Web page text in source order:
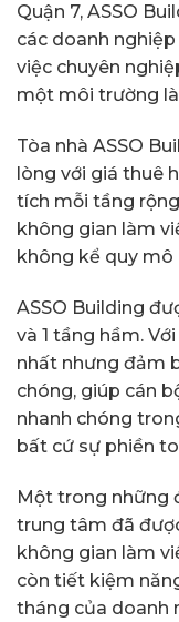
Quận 7, ASSO
các doanh
việc chuyên
một môi trường
Tòa nhà ASSO
lòng với giá thuê
tích mỗi tầng rộng
không gian làm
không kể quy mô
ASSO Building
và 1 tầng hầm.
nhất nhưng đảm
chóng, giúp cán
nhanh chóng
bất cứ sự phiền
Một trong những
trung tâm đã
không gian làm
còn tiết kiệm
tháng của doanh